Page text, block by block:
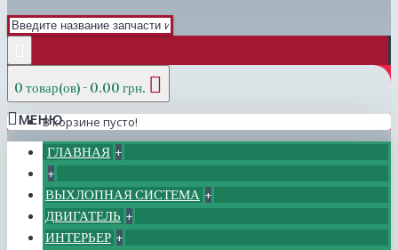
0 товар(ов) - 0.00 грн.
В корзине пусто!
МЕНЮ
ГЛАВНАЯ +
+
ВЫХЛОПНАЯ СИСТЕМА +
ДВИГАТЕЛЬ +
ИНТЕРЬЕР +